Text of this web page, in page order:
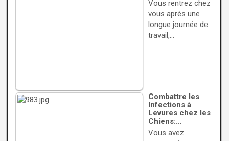
Vous rentrez chez
vous après une
longue journée de
travail,…
Combattre les
Infections à
Levures chez les
Chiens:…
Vous avez